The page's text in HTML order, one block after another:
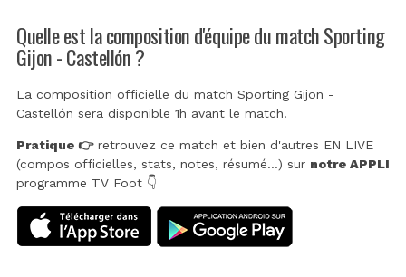
Quelle est la composition d'équipe du match Sporting
Gijon - Castellón ?
La composition officielle du match Sporting Gijon -
Castellón sera disponible 1h avant le match.
Pratique 👉retrouvez ce match et bien d'autres EN LIVE
(compos officielles, stats, notes, résumé...) sur notre APPLI
programme TV Foot 👇